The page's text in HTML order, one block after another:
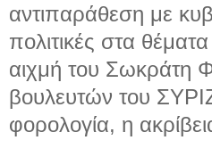
αντιπαράθεση με
πολιτικές στα
αιχμή του Σωκράτη
βουλευτών του
φορολογία, η